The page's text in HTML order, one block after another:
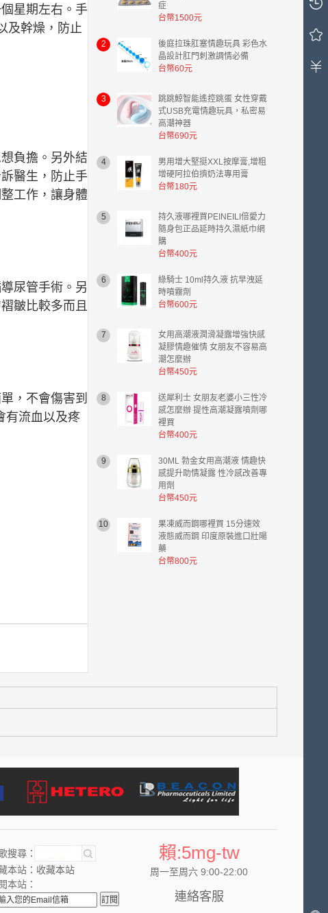
星期左右。手
及幹燥，防止
負擔。另外結
醫生，防止手
工作，讓身體
尿管手術。另
皺比較多而且
，不會傷害到
有流血以及疼
症
台幣1500元
2
後庭拉珠肛塞情趣玩具 彩色水
晶設計肛門刺激調情必備
台幣60元
3
跳跳鯨智能遙控跳蛋 女性穿戴
式USB充電情趣玩具，私密易
高潮神器
台幣690元
4
男用增大堅挺XXL按摩膏,增粗
增硬阿拉伯擠奶法專用膏
台幣180元
5
持久液哪裡買PEINEILI倍愛力
隨身包正品延時持久濕紙巾網
購
台幣400元
6
綠騎士 10ml持久液 抗早洩延
時噴霧劑
台幣600元
7
女用高潮液潤滑凝露增強快感
凝膠情趣催情 女朋友不容易高
潮怎麼辦
台幣450元
8
送犀利士 女朋友老婆小三性冷
感怎麼辦 提性高潮凝露噴劑哪
裡買
台幣400元
9
30ML 勃金女用高潮液 情趣快
感提升助情凝露 性冷感改善專
用劑
台幣450元
10
果凍威而鋼哪裡買 15分速效
液態威而鋼 印度原裝進口壯陽
藥
台幣800元
搜尋：
本站： 收藏本站
本站：
賴:5mg-tw
周一至周六 9:00-22:00
連絡客服
物
中
0
件